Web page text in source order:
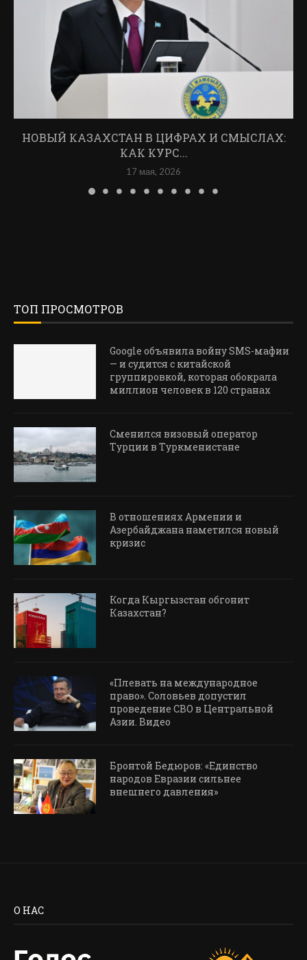
НОВЫЙ КАЗАХСТАН В ЦИФРАХ И СМЫСЛАХ:
КАК КУРС...
17 мая, 2026
ТОП ПРОСМОТРОВ
Google объявила войну SMS-мафии
— и судится с китайской
группировкой, которая обокрала
миллион человек в 120 странах
Сменился визовый оператор
Турции в Туркменистане
В отношениях Армении и
Азербайджана наметился новый
кризис
Когда Кыргызстан обгонит
Казахстан?
«Плевать на международное
право». Соловьев допустил
проведение СВО в Центральной
Азии. Видео
Бронтой Бедюров: «Единство
народов Евразии сильнее
внешнего давления»
О НАС